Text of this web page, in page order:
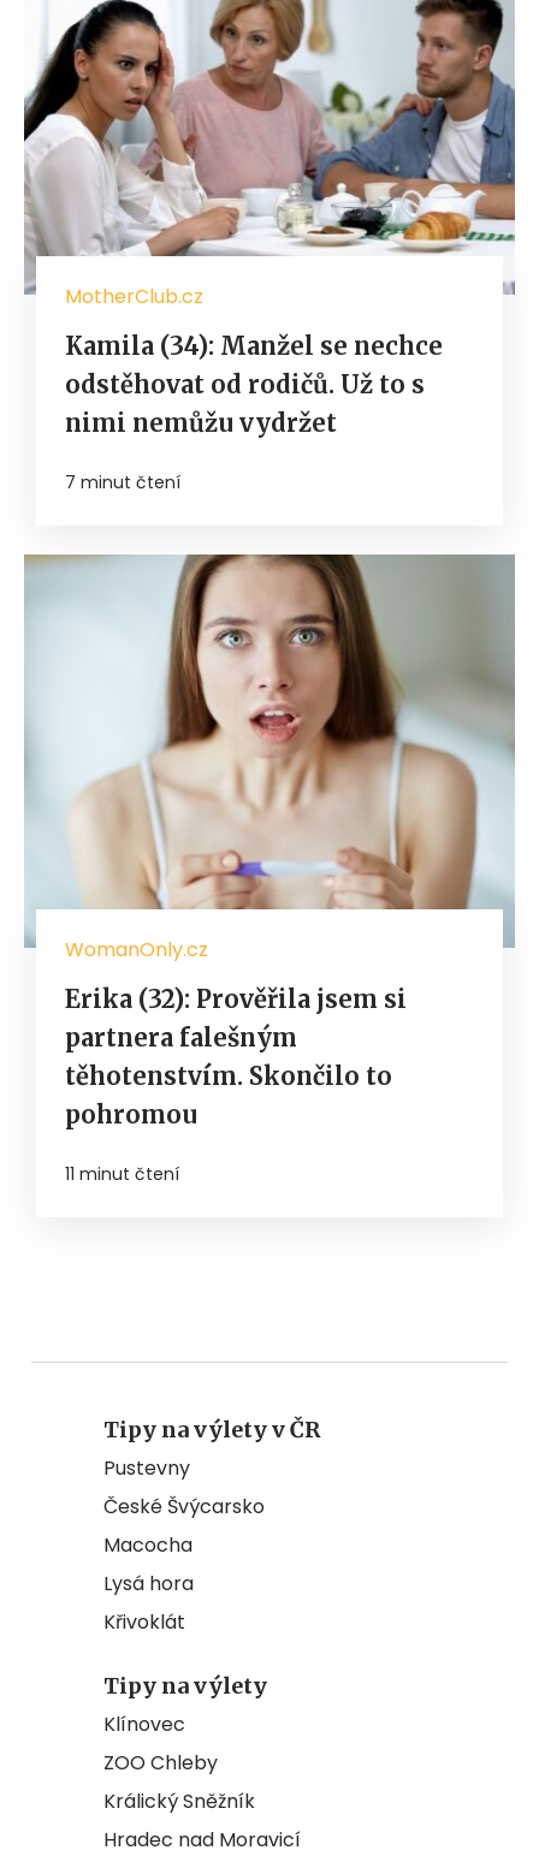
MotherClub.cz
Kamila (34): Manžel se nechce
odstěhovat od rodičů. Už to s
nimi nemůžu vydržet
7 minut čtení
WomanOnly.cz
Erika (32): Prověřila jsem si
partnera falešným
těhotenstvím. Skončilo to
pohromou
11 minut čtení
Tipy na výlety v ČR
Pustevny
České Švýcarsko
Macocha
Lysá hora
Křivoklát
Tipy na výlety
Klínovec
ZOO Chleby
Králický Sněžník
Hradec nad Moravicí